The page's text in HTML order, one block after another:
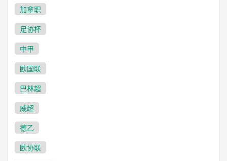
加拿职
足协杯
中甲
欧国联
巴林超
威超
德乙
欧协联